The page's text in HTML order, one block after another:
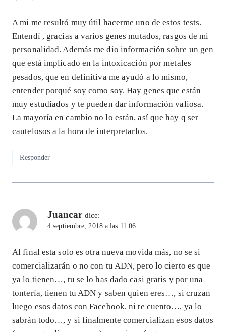
A mi me resultó muy útil hacerme uno de estos tests.
Entendí , gracias a varios genes mutados, rasgos de mi
personalidad. Además me dio información sobre un gen
que está implicado en la intoxicación por metales
pesados, que en definitiva me ayudó a lo mismo,
entender porqué soy como soy. Hay genes que están
muy estudiados y te pueden dar información valiosa.
La mayoría en cambio no lo están, así que hay q ser
cautelosos a la hora de interpretarlos.
Responder
Juancar dice:
4 septiembre, 2018 a las 11:06
Al final esta solo es otra nueva movida más, no se si
comercializarán o no con tu ADN, pero lo cierto es que
ya lo tienen…, tu se lo has dado casi gratis y por una
tontería, tienen tu ADN y saben quien eres…, si cruzan
luego esos datos con Facebook, ni te cuento…, ya lo
sabrán todo…, y si finalmente comercializan esos datos